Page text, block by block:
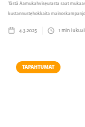
Tästä Aamukahviseurasta saat
kustannustehokkaita
4.3.2025 1 min
TAPAHTUMAT